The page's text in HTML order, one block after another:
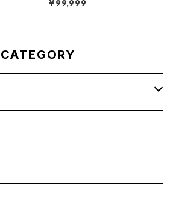
¥99,999
CATEGORY